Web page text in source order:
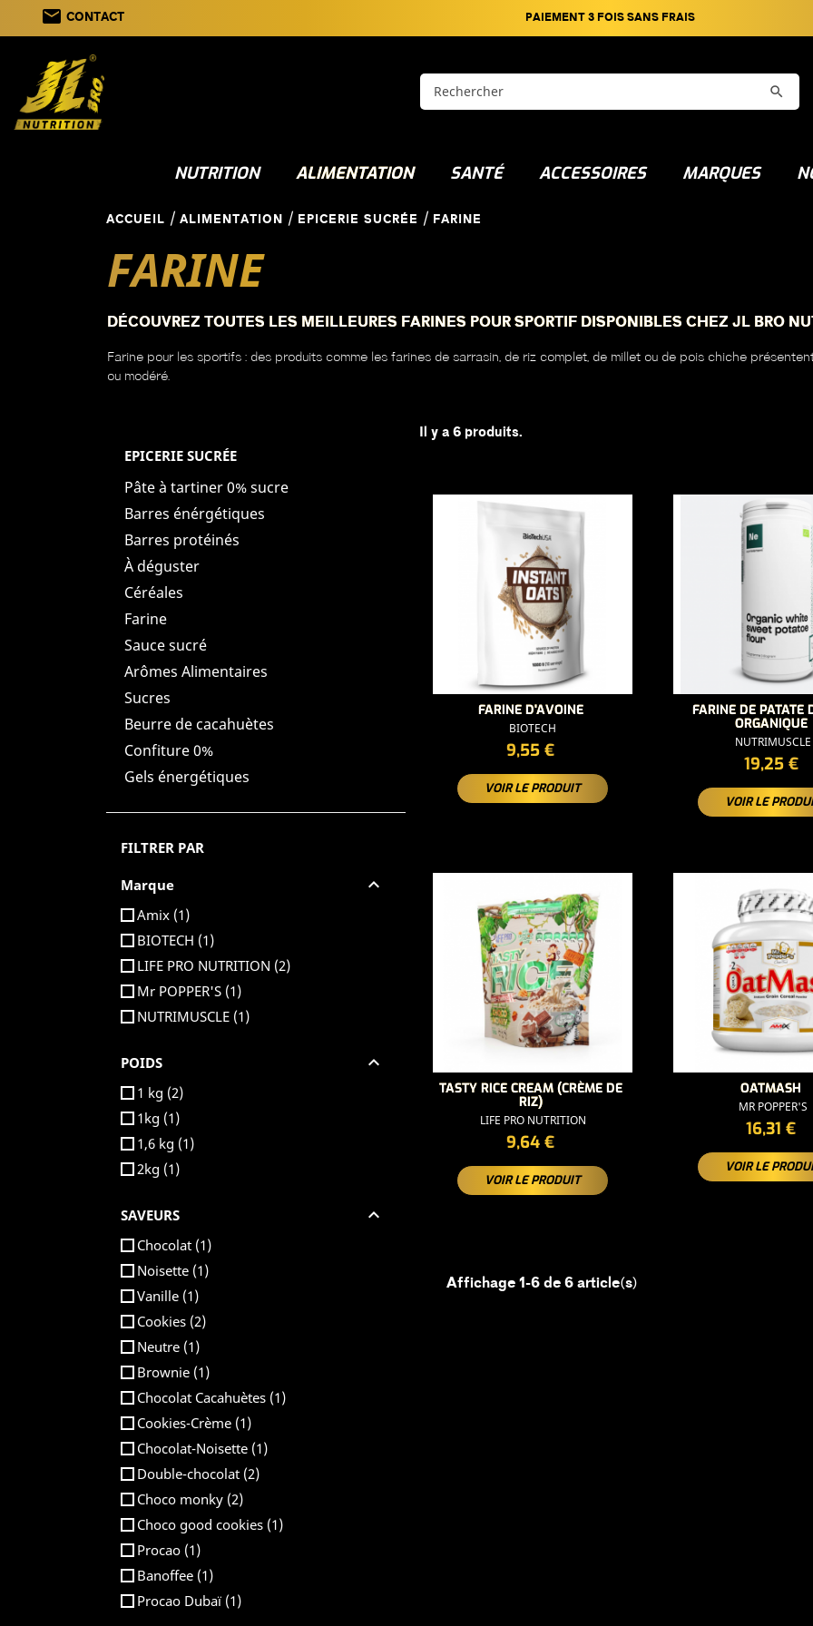
email CONTACT PAIEMENT 3 FOIS SANS FRAIS

NUTRITION ALIMENTATION SANTÉ ACCESSOIRES MARQUES
ACCUEIL ALIMENTATION EPICERIE SUCRÉE FARINE
FARINE
DÉCOUVREZ TOUTES LES MEILLEURES FARINES POUR SPORTIF DISPONIBLES CHEZ JL BRO
Farine pour les sportifs : des produits comme les farines de sarrasin, de riz complet, de millet ou de pois chiche
ou modéré.
EPICERIE SUCRÉE
Pâte à tartiner 0% sucre
Barres énérgétiques
Barres protéinés
À déguster
Céréales
Farine
Sauce sucré
Arômes Alimentaires
Sucres
Beurre de cacahuètes
Confiture 0%
Gels énergétiques
FILTRER PAR
Marque 
Amix (1)
BIOTECH (1)
LIFE PRO NUTRITION (2)
Mr POPPER'S (1)
NUTRIMUSCLE (1)
POIDS 
1 kg (2)
1kg (1)
1,6 kg (1)
2kg (1)
SAVEURS 
Chocolat (1)
Noisette (1)
Vanille (1)
Cookies (2)
Neutre (1)
Brownie (1)
Chocolat Cacahuètes (1)
Cookies-Crème (1)
Chocolat-Noisette (1)
Double-chocolat (2)
Choco monky (2)
Choco good cookies (1)
Procao (1)
Banoffee (1)
Procao Dubaï (1)
Il y a 6 produits.
FARINE D'AVOINE
BIOTECH
PRIX
9,55 €
VOIR LE PRODUIT
FARINE DE PATATE
ORGANIQUE
NUTRIMUSCLE
PRIX
19,25 €
VOIR LE
TASTY RICE CREAM (CRÈME DE
RIZ)
LIFE PRO NUTRITION
PRIX
9,64 €
VOIR LE PRODUIT
OATMASH
MR POPPER'S
PRIX
16,31 €
VOIR LE
Affichage 1-6 de 6 article(s)